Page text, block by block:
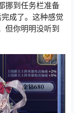
挪到任务栏准备
成了。这种感觉
但你明明没听到